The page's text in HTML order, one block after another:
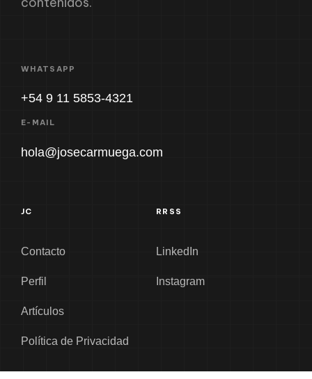
arquitectura visual y curaduría de
WHATSAPP
+54 9 11 5853-4321
E-MAIL
Contacto
Perfil
Artículos
Política de Privacidad
LinkedIn